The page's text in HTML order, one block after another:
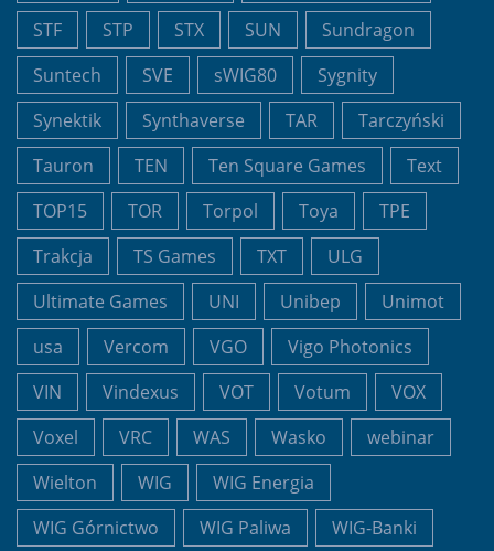
STF
STP STX SUN
Sundragon
Suntech
SVE sWIG80
Sygnity
Synektik
Synthaverse TAR
Tarczyński
Tauron
TEN Ten Square Games
Text
TOP15
TOR Torpol Toya
TPE
Trakcja
TS Games TXT
ULG
Ultimate Games
UNI Unibep
Unimot
usa
Vercom VGO
Vigo Photonics
VIN
Vindexus VOT Votum
VOX
Voxel
VRC WAS Wasko
webinar
Wielton
WIG
WIG Energia
WIG Górnictwo
WIG Paliwa
WIG-Banki